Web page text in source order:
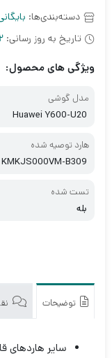
دسته‌بندی‌ها:
تاریخ به روز رسانی: 2 بهمن 1403
ویژگی های محصول:
مدل گوشی
Huawei Y600-U20
هارد توصیه شده
KMKJS000VM-B309
تست شده
بله
توضیحات
سایر هاردهای